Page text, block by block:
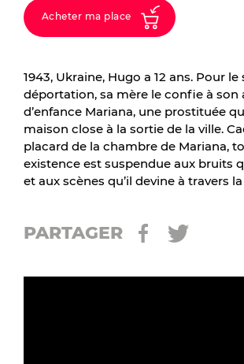
Acheter ma place
1943, Ukraine, Hugo a 12 ans. Pour le
déportation, sa mère le confie à son
d’enfance Mariana, une prostituée
maison close à la sortie de la ville.
placard de la chambre de Mariana,
existence est suspendue aux bruits
et aux scènes qu’il devine à travers
PARTAGER